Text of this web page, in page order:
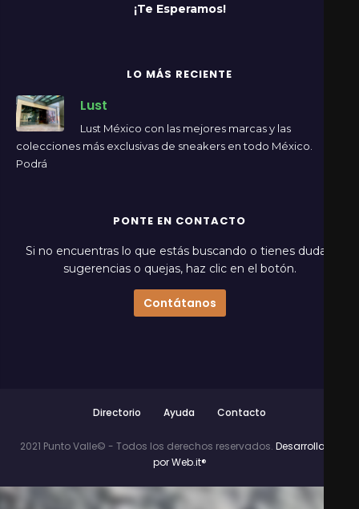
¡Te Esperamos!
LO MÁS RECIENTE
Lust
Lust México con las mejores marcas y las
colecciones más exclusivas de sneakers en todo México.
Podrá
PONTE EN CONTACTO
Si no encuentras lo que estás buscando o tienes dudas,
sugerencias o quejas, haz clic en el botón.
Contátanos
Directorio Ayuda Contacto
2021 Punto Valle© - Todos los derechos reservados. Desarrollado
por Web.it®